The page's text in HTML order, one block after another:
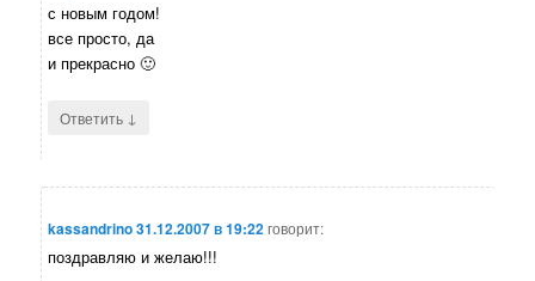
с новым годом!
все просто, да
и прекрасно 🙂
Ответить ↓
kassandrino31.12.2007 в 19:22говорит:
поздравляю и желаю!!!